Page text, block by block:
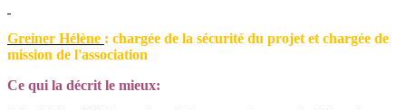
Greiner Hélène : chargée de la sécurité du projet et chargée de
mission de l'association
Ce qui la décrit le mieux: